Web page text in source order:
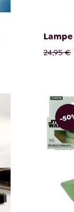
24,95 €
-